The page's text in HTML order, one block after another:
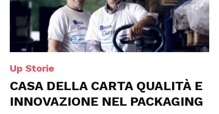
Up Storie
CASA DELLA CARTA QUALITÀ E
INNOVAZIONE NEL PACKAGING